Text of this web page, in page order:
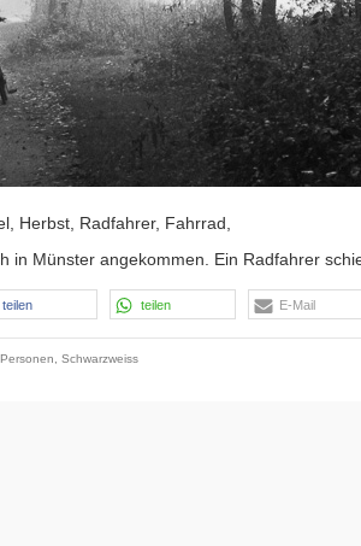
Herbst, Radfahrer, Fahrrad,
in Münster angekommen. Ein Radfahrer
teilen teilen E-Mail
Personen Schwarzweiss